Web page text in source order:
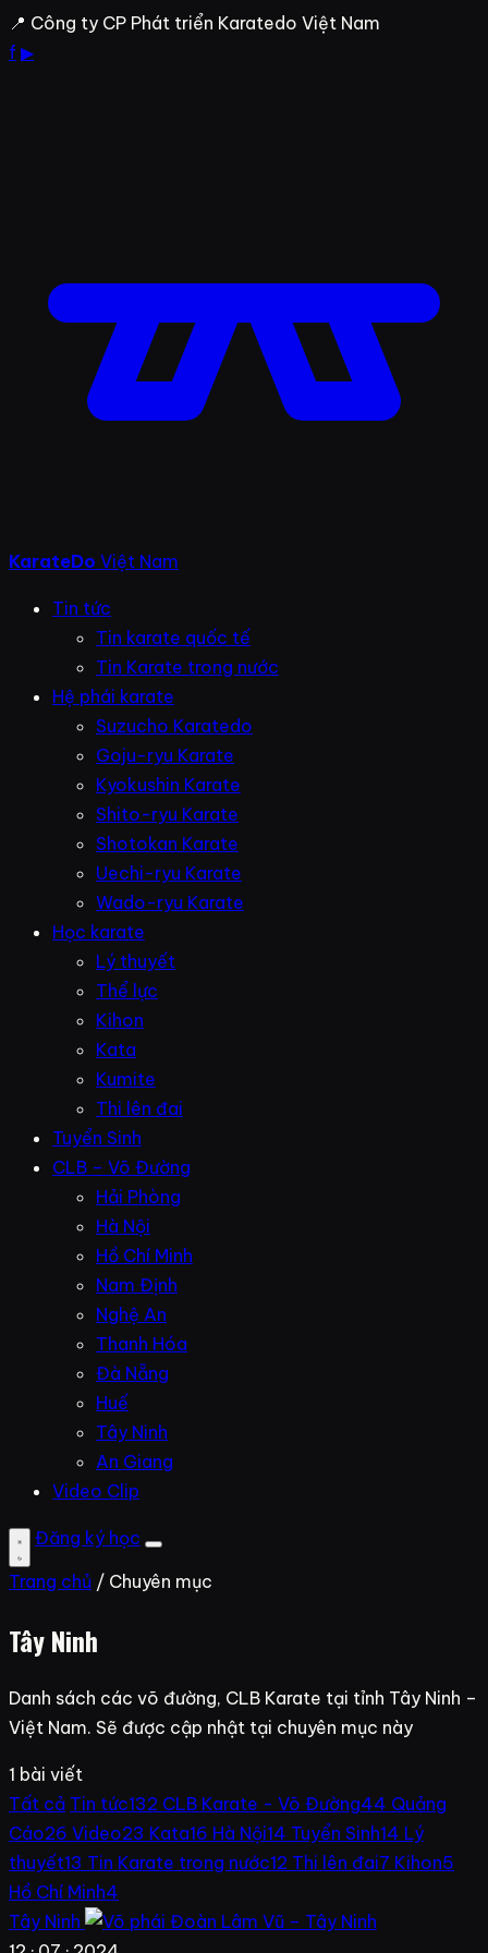
Bỏ
qua
📍 Công ty CP Phát triển Karatedo Việt Nam
f ▶
KarateDo Việt Nam
Tin tức
Tin karate quốc tế
Tin Karate trong nước
Hệ phái karate
Suzucho Karatedo
Goju-ryu Karate
Kyokushin Karate
Shito-ryu Karate
Shotokan Karate
Uechi-ryu Karate
Wado-ryu Karate
Học karate
Lý thuyết
Thể lực
Kihon
Kata
Kumite
Thi lên đai
Tuyển Sinh
CLB – Võ Đường
Hải Phòng
Hà Nội
Hồ Chí Minh
Nam Định
Nghệ An
Thanh Hóa
Đà Nẵng
Huế
Tây Ninh
An Giang
Video Clip
Đăng ký học
Trang chủ / Chuyên mục
Tây Ninh
Danh sách các võ đường, CLB Karate tại tỉnh Tây Ninh –
Việt Nam. Sẽ được cập nhật tại chuyên mục này
1 bài viết
Tất cả Tin tức132 CLB Karate - Võ Đường44 Quảng
Cáo26 Video23 Kata16 Hà Nội14 Tuyển Sinh14 Lý
thuyết13 Tin Karate trong nước12 Thi lên đai7 Kihon5
Hồ Chí Minh4
Tây Ninh